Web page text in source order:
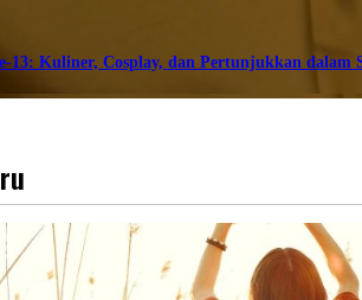
13: Kuliner, Cosplay, dan Pertunjukkan dalam